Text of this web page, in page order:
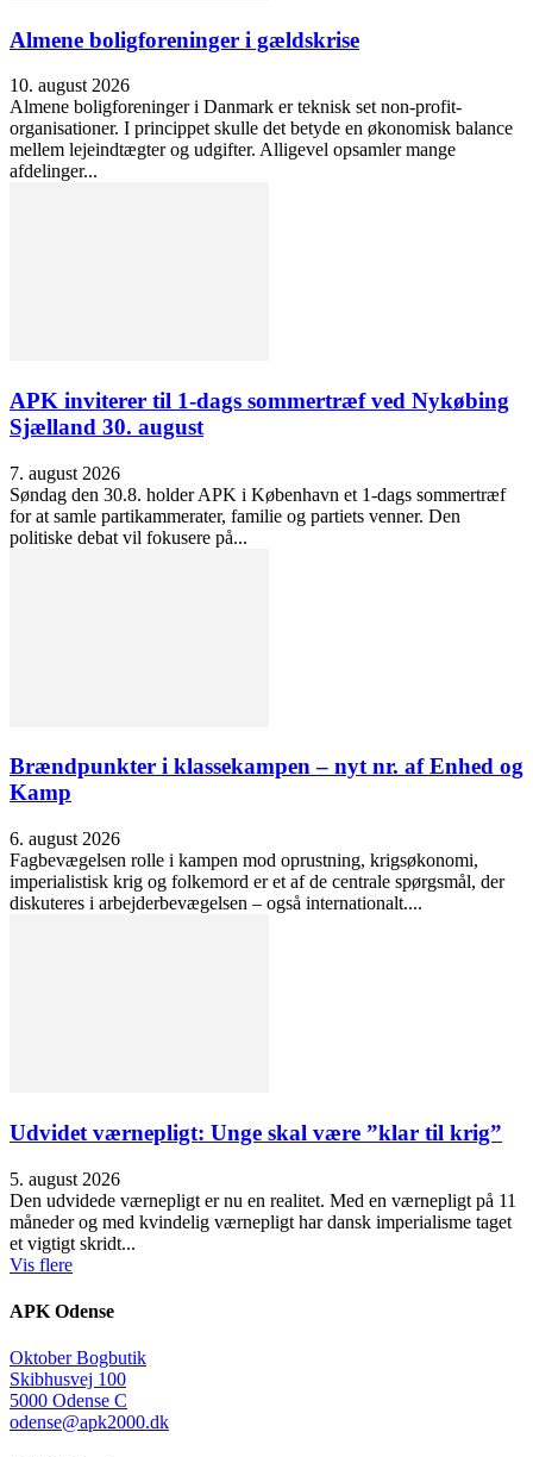
Almene boligforeninger i gældskrise
10. august 2026
Almene boligforeninger i Danmark er teknisk set non-profit-
organisationer. I princippet skulle det betyde en økonomisk balance
mellem lejeindtægter og udgifter. Alligevel opsamler mange
afdelinger...
APK inviterer til 1-dags sommertræf ved Nykøbing
Sjælland 30. august
7. august 2026
Søndag den 30.8. holder APK i København et 1-dags sommertræf
for at samle partikammerater, familie og partiets venner. Den
politiske debat vil fokusere på...
Brændpunkter i klassekampen – nyt nr. af Enhed og
Kamp
6. august 2026
Fagbevægelsen rolle i kampen mod oprustning, krigsøkonomi,
imperialistisk krig og folkemord er et af de centrale spørgsmål, der
diskuteres i arbejderbevægelsen – også internationalt....
Udvidet værnepligt: Unge skal være ”klar til krig”
5. august 2026
Den udvidede værnepligt er nu en realitet. Med en værnepligt på 11
måneder og med kvindelig værnepligt har dansk imperialisme taget
et vigtigt skridt...
Vis flere
APK Odense
Oktober Bogbutik
Skibhusvej 100
5000 Odense C
odense@apk2000.dk